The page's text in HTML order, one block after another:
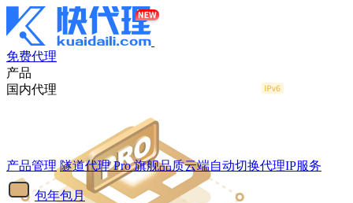
免费代理
产品
国内代理
产品管理 隧道代理Pro 旗舰品质云端自动切换代理IP服务
包年包月